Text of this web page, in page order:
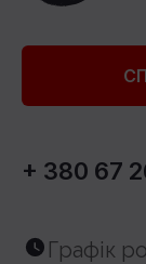
+ 380 67
Графік